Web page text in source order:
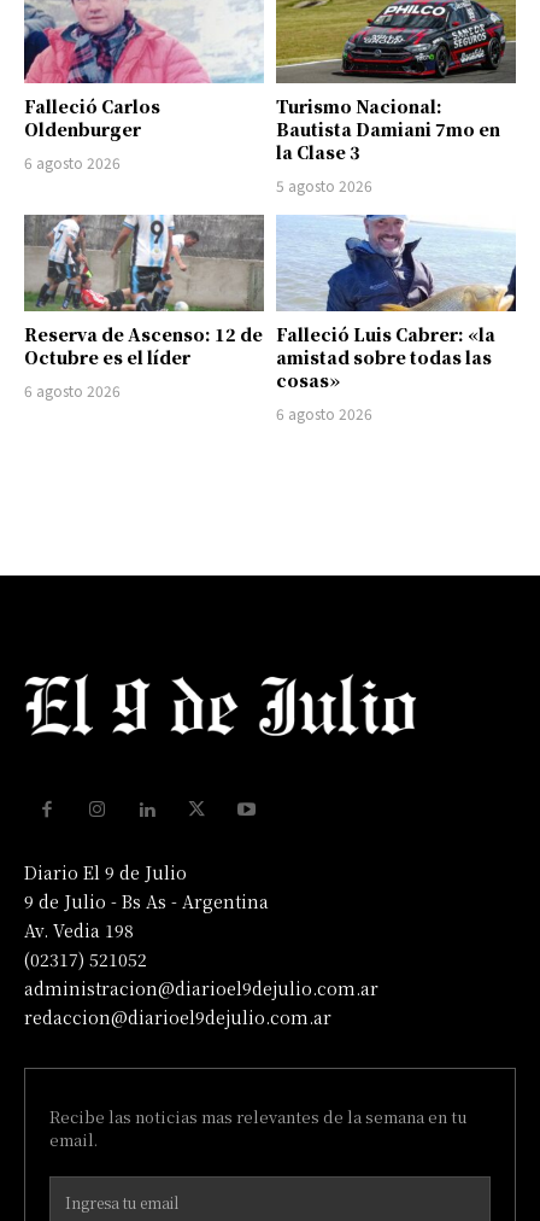
Falleció Carlos
Oldenburger
6 agosto 2026
Turismo Nacional:
Bautista Damiani 7mo en
la Clase 3
5 agosto 2026
Reserva de Ascenso: 12 de
Octubre es el líder
6 agosto 2026
Falleció Luis Cabrer: «la
amistad sobre todas las
cosas»
6 agosto 2026
Diario El 9 de Julio
9 de Julio - Bs As - Argentina
Av. Vedia 198
(02317) 521052
administracion@diarioel9dejulio.com.ar
redaccion@diarioel9dejulio.com.ar
Recibe las noticias mas relevantes de la semana en tu
email.